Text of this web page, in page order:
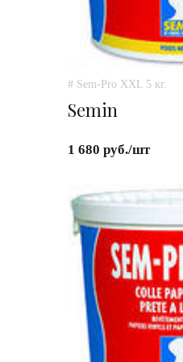
# Sem-Pro XXL 5 кг.
Semin
1 680 руб./шт